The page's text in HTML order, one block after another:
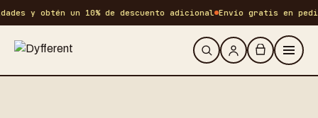
y obtén un 10% de descuento adicional Envío gratis en